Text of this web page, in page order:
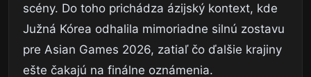
scény. Do toho prichádza ázijský kontext, kde
Južná Kórea odhalila mimoriadne silnú zostavu
pre Asian Games 2026, zatiaľ čo ďalšie krajiny
ešte čakajú na finálne oznámenia.